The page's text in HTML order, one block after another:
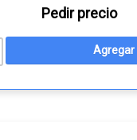
Pedir precio